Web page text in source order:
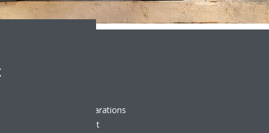
la réalisation de réparations
VRV est parfaitement